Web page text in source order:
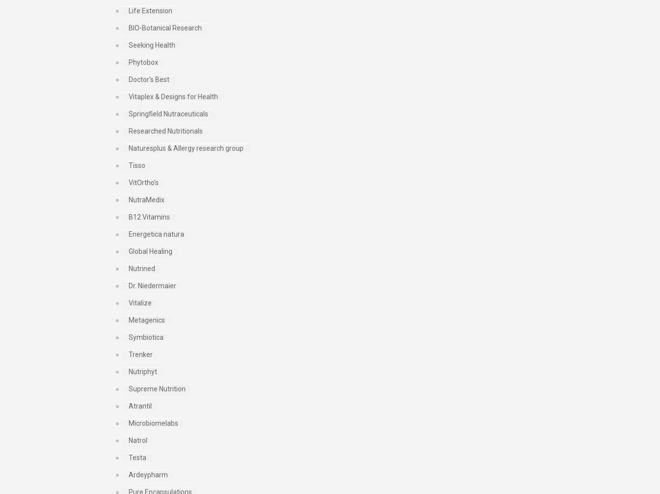
Life Extension
BIO-Botanical Research
Seeking Health
Phytobox
Doctor's Best
Vitaplex & Designs for Health
Springfield Nutraceuticals
Researched Nutritionals
Naturesplus & Allergy research group
Tisso
VitOrtho's
NutraMedix
B12 Vitamins
Energetica natura
Global Healing
Nutrined
Dr. Niedermaier
Vitalize
Metagenics
Symbiotica
Trenker
Nutriphyt
Supreme Nutrition
Atrantil
Microbiomelabs
Natrol
Testa
Ardeypharm
Pure Encapsulations